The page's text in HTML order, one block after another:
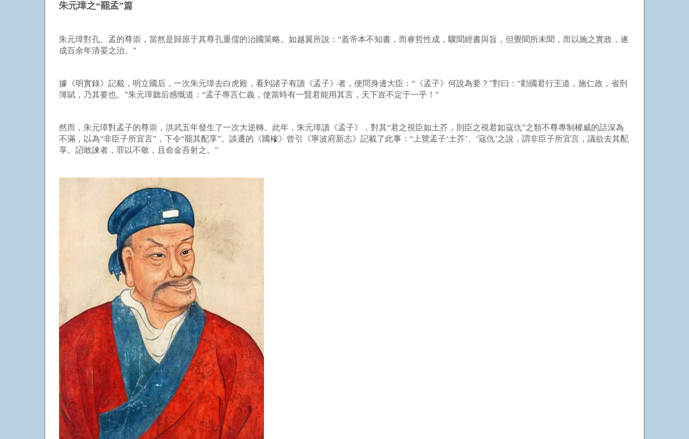
朱元璋之“罷孟”篇
朱元璋對孔、孟的尊崇，當然是歸原于其尊孔重儒的治國策略。如越翼所說：“蓋帝本不知書，而睿哲性成，驟聞經書與旨，但覺聞所未聞，而以施之實政，遂
成百余年清晏之治。”
據《明實錄》記載，明立國后，一次朱元璋去白虎殿，看到諸子有讀《孟子》者，便問身邊大臣：“《孟子》何說為要？”對曰：“勸國君行王道，施仁政，省刑
簿賦，乃其要也。”朱元璋聽后感慨道：“孟子專言仁義，使當時有一賢君能用其言，天下豈不定于一乎！”
然而，朱元璋對孟子的尊崇，洪武五年發生了一次大逆轉。此年，朱元璋讀《孟子》，對其“君之視臣如土芥，則臣之視君如寇仇”之類不尊專制權威的話深為
不滿，以為“非臣子所宜言”，下令“罷其配享”。談遷的《國榷》曾引《寧波府新志》記載了此事：“上覽孟子‘土芥’、‘寇仇’之說，謂非臣子所宜言，議欲去其配
享。詔敢諫者，罪以不敬，且命金吾射之。”